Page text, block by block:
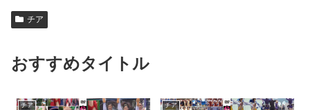
チア
おすすめタイトル
チア チア